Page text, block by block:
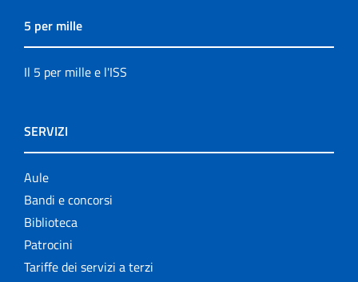
5 per mille
Il 5 per mille e l'ISS
SERVIZI
Aule
Bandi e concorsi
Biblioteca
Patrocini
Tariffe dei servizi a terzi